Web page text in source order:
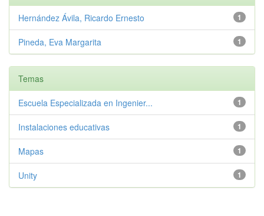
1
Hernández Ávila, Ricardo Ernesto
1
Pineda, Eva Margarita
Temas
1
Escuela Especializada en Ingenier...
1
Instalaciones educativas
1
Mapas
1
Unity